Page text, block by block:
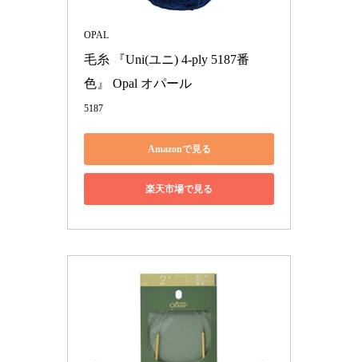
OPAL
毛糸 『Uni(ユニ) 4-ply 5187番
色』 Opal オパール
5187
Amazonで見る
楽天市場で見る